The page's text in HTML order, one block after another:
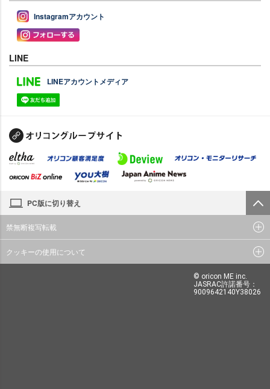
Instagramアカウント
LINE
LINEアカウントメディア
PC版に切り替え
禁無断複写転載
クッキーの使用について
© oricon ME inc.
JASRAC許諾番号：
9009642140Y38026